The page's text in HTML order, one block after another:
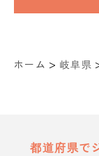
ホーム > 岐阜県
都道府県で